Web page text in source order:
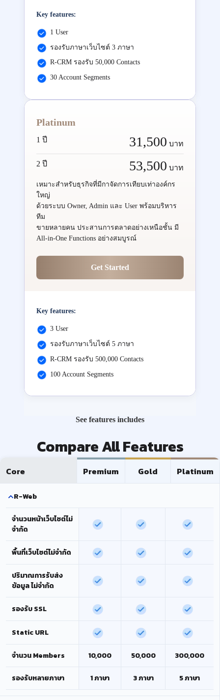
Key features:
1 User
รองรับภาษาเว็บไซต์ 3 ภาษา
R-CRM รองรับ 50,000 Contacts
30 Account Segments
Platinum
1 ปี 31,500 บาท
2 ปี 53,500 บาท
เหมาะสำหรับธุรกิจที่มีกาจัดการเทียบเท่าองค์กร
ใหญ่
ด้วยระบบ Owner, Admin และ User พร้อมบริหาร
ทีม
ขายหลายคน ประสานการตลาดอย่างเหนือชั้น มี
All-in-One Functions อย่างสมบูรณ์
Get Started
Key features:
3 User
รองรับภาษาเว็บไซต์ 5 ภาษา
R-CRM รองรับ 500,000 Contacts
100 Account Segments
See features includes
Compare All Features
Core Premium Gold Platinum
R-Web
จำนวนหน้าเว็บไซต์ไม่
จำกัด
พื้นที่เว็บไซต์ไม่จำกัด
ปริมาณการรับส่ง
ข้อมูล ไม่จำกัด
รองรับ SSL
Static URL
จำนวน Members 10,000 50,000 300,000
รองรับหลายภาษา 1 ภาษา 3 ภาษา 5 ภาษา